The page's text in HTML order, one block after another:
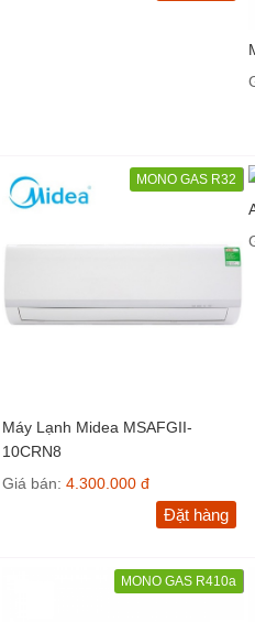
MONO GAS R32
Máy Lạnh Midea MSAFGII-
10CRN8
Giá bán: 4.300.000 đ
Đặt hàng
MONO GAS R410a